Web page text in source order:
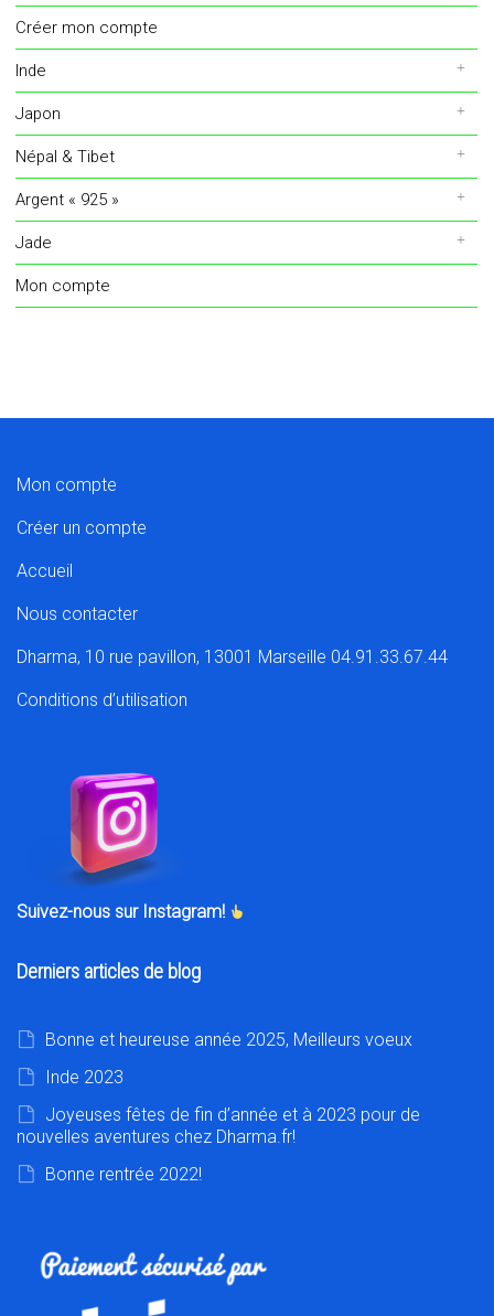
Créer mon compte
Inde
Japon
Népal & Tibet
Argent « 925 »
Jade
Mon compte
Mon compte
Créer un compte
Accueil
Nous contacter
Dharma, 10 rue pavillon, 13001 Marseille 04.91.33.67.44
Conditions d’utilisation
Suivez-nous sur Instagram!
Derniers articles de blog
Bonne et heureuse année 2025, Meilleurs voeux
Inde 2023
Joyeuses fêtes de fin d’année et à 2023 pour de
nouvelles aventures chez Dharma.fr!
Bonne rentrée 2022!